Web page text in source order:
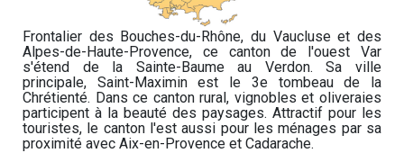
Frontalier des Bouches-du-Rhône, du Vaucluse et des
Alpes-de-Haute-Provence, ce canton de l'ouest Var
s'étend de la Sainte-Baume au Verdon. Sa ville
principale, Saint-Maximin est le 3e tombeau de la
Chrétienté. Dans ce canton rural, vignobles et oliveraies
participent à la beauté des paysages. Attractif pour les
touristes, le canton l'est aussi pour les ménages par sa
proximité avec Aix-en-Provence et Cadarache.